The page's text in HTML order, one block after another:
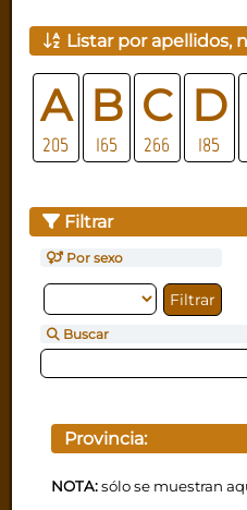
Listar por apellidos,
A
205
B
165
C
266
D
185
Filtrar
Por sexo
Buscar
Provincia:
NOTA:sólo se muestran